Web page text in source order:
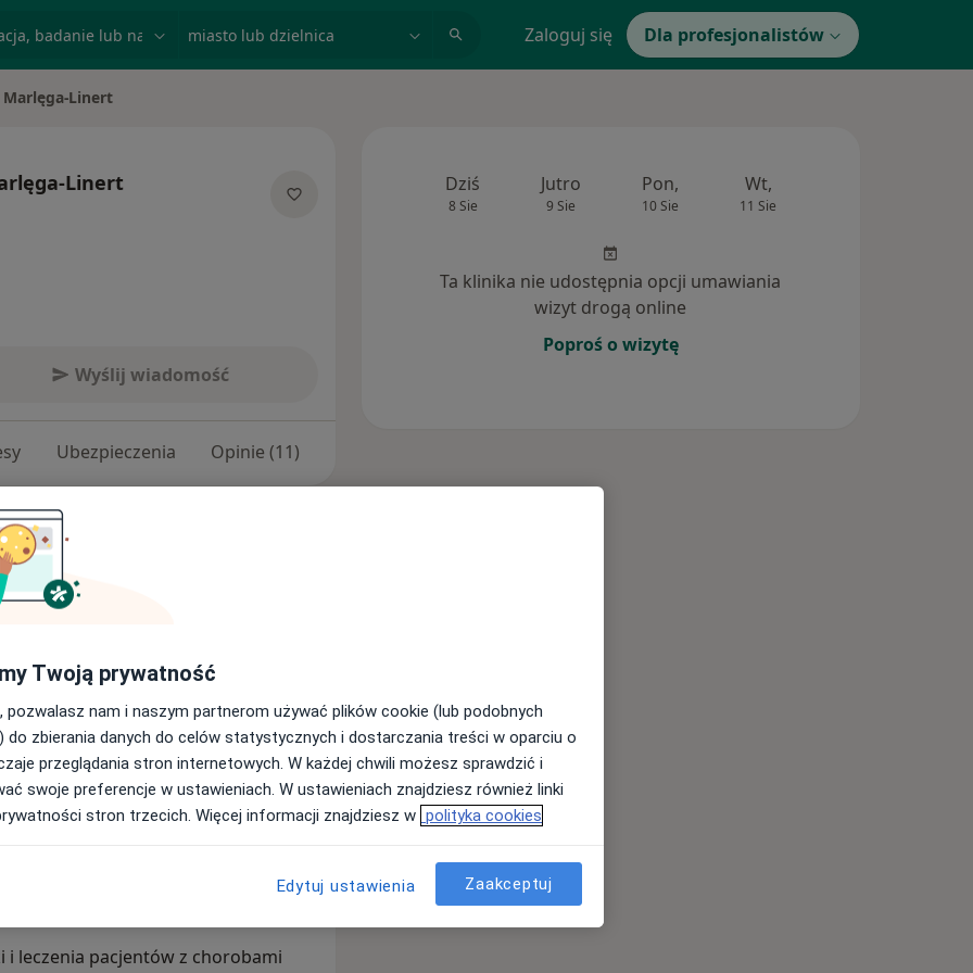
Zaloguj się Dla profesjonalistów
Marlęga-Linert
Linert
Wyślij wiadomość
Ubezpieczenia Opinie (11)
Uniwersytetu
w I Klinice Kardiologii
gdzie byłam związana
zdałam Państwowy Egzamin
stopień doktora nauk
„Ocena wpływu regularnej
i nielipidowe u pacjentów
sercowo-naczyniowego
Jestem członkiem grupy naukowej
dla studentów z dziedziny chorób
tytuł certyfikowanego lekarza
obesitologii.
w międzynarodowych
temat lipidologii oraz aferezy
rodzinna –
wydawnictwo lekarskie, 2021.
Kardiologicznego, w tym Sekcji
Serca. Ponadto,
oraz Polskiego Towarzystwa
leczenia pacjentów z chorobami
Dziś
8 Sie
Jutro
9 Sie
Pon,
10 Sie
Wt,
11 Sie
Ta klinika nie udostępnia opcji umawiania
wizyt drogą online
Poproś o wizytę
Twoją prywatność
pozwalasz nam i naszym partnerom używać plików cookie (lub podobnych
do zbierania danych do celów statystycznych i dostarczania treści w oparciu o
przeglądania stron internetowych. W każdej chwili możesz sprawdzić i
swoje preferencje w ustawieniach. W ustawieniach znajdziesz również linki
stron trzecich. Więcej informacji znajdziesz w polityka cookies
Edytuj ustawienia Zaakceptuj